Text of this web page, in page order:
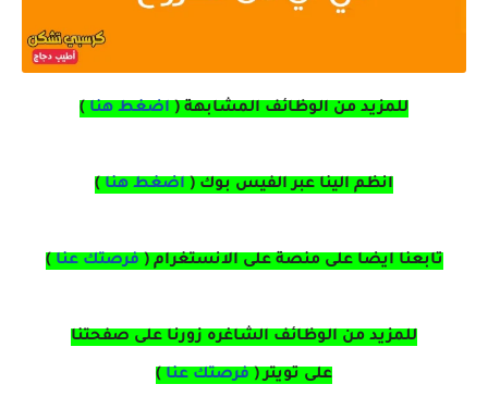
للمزيد من الوظائف المشابهة ( اضغط هنا )
انظم الينا عبر الفيس بوك ( اضغط هنا )
تابعنا ايضا على منصة على الانستغرام( فرصتك عنا )
للمزيد من الوظائف الشاغره زورنا على صفحتنا
على تويتر( فرصتك عنا )